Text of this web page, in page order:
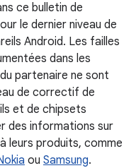
ce bulletin de
le dernier niveau de
Android. Les failles
dans les
partenaire ne sont
de correctif de
et de chipsets
des informations sur
leurs produits, comme
ou Samsung.